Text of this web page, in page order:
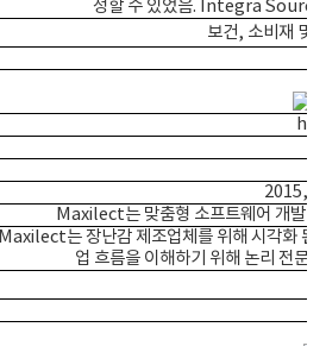
정할 수 있었음. Integra
보건, 소비재 및
2015,
Maxilect는 맞춤형 소프트웨어 개발,
Maxilect는 장난감 제조업체를 위해 시각화
업 흐름을 이해하기 위해 논리 전문